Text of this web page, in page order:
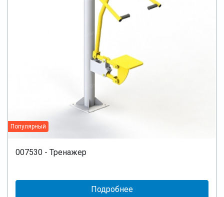
Популярный
007530 - Тренажер
Подробнее